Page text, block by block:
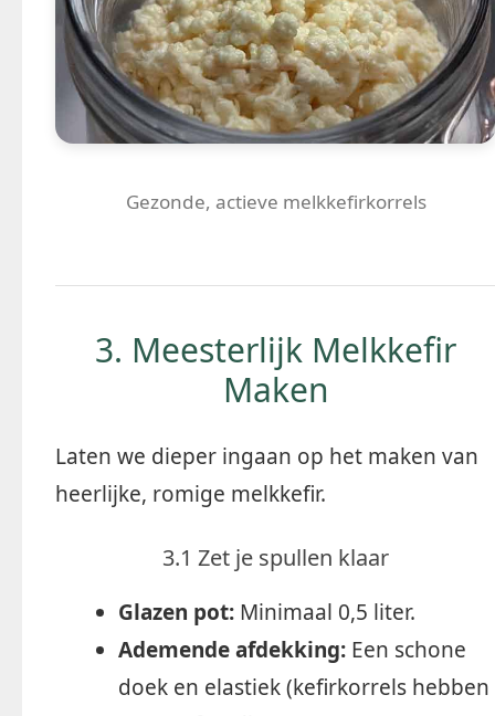
Gezonde, actieve melkkefirkorrels
3. Meesterlijk Melkkefir
Maken
Laten we dieper ingaan op het maken van
heerlijke, romige melkkefir.
3.1 Zet je spullen klaar
Glazen pot: Minimaal 0,5 liter.
Ademende afdekking: Een schone
doek en elastiek (kefirkorrels hebben